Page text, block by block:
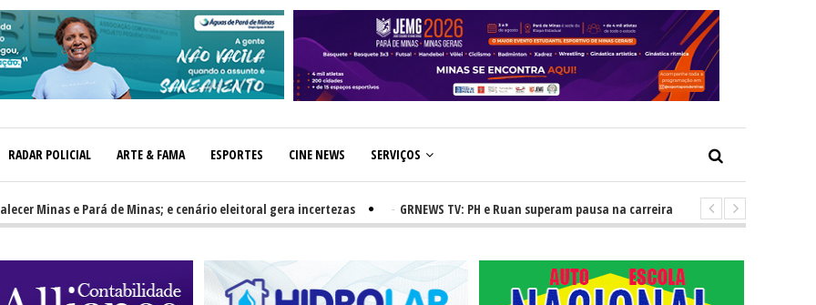
RADAR POLICIAL ARTE & FAMA ESPORTES CINE NEWS SERVIÇOS
e Pará de Minas; e cenário eleitoral gera incertezas GRNEWS TV: PH e Ruan superam pausa na carreira e vivem ascensão no cenário